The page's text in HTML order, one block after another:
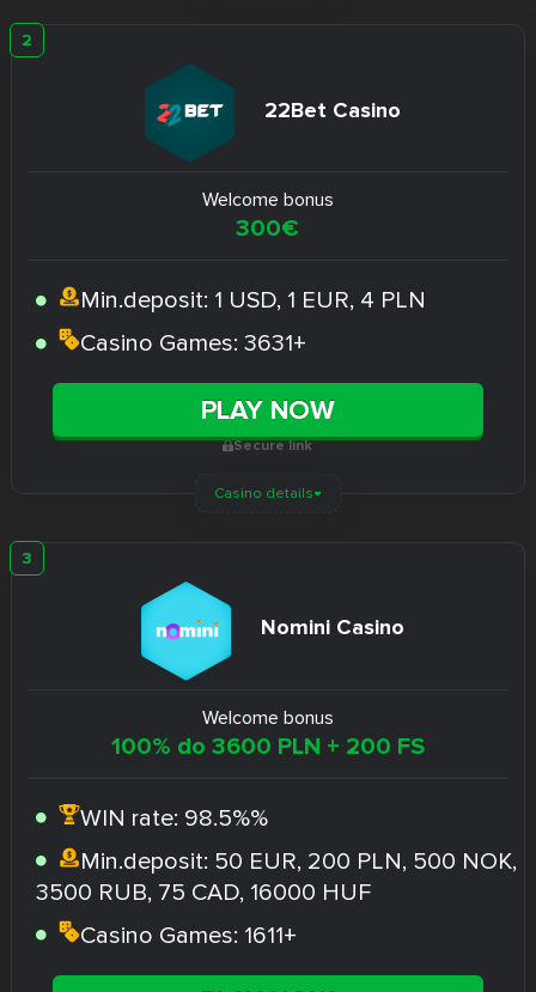
22Bet Casino
Welcome bonus
300€
Min.deposit: 1 USD, 1 EUR, 4 PLN
Casino Games: 3631+
PLAY NOW
Secure link
Casino details
Nomini Casino
Welcome bonus
100% do 3600 PLN + 200 FS
WIN rate: 98.5%%
Min.deposit: 50 EUR, 200 PLN, 500 NOK,
3500 RUB, 75 CAD, 16000 HUF
Casino Games: 1611+